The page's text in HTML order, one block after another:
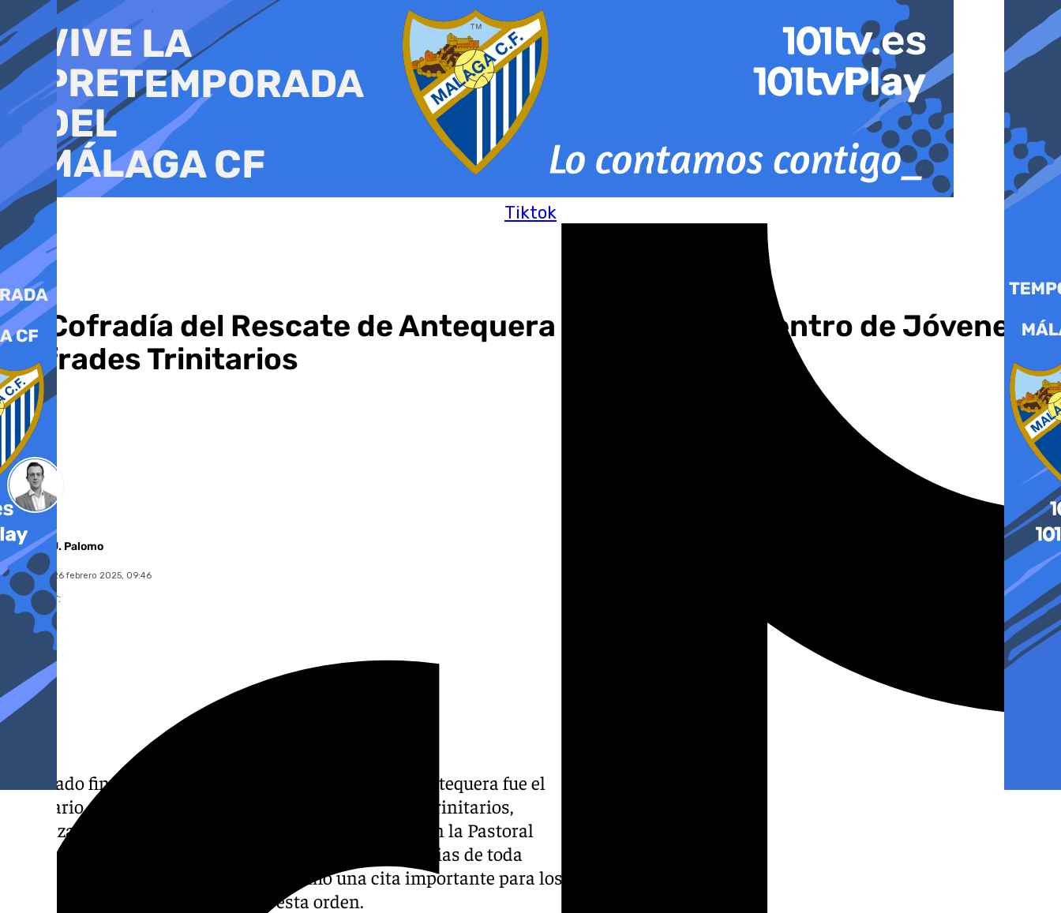
al
contenido
Tiktok
La Cofradía del Rescate de Antequera acogió el Encuentro de Jóvenes
Cofrades Trinitarios
Antonio J. Palomo
miércoles, 26 febrero 2025, 09:46
Compartir:
El pasado fin de semana, la Cofradía del Rescate de Antequera fue el
escenario del cuarto Encuentro de Jóvenes Cofrades Trinitarios,
organizado por la Orden Trinitaria en colaboración con la Pastoral
Juvenil. Este evento congregó a Hermandades Trinitarias de toda
Andalucía y Ceuta, consolidándose como una cita importante para los
jóvenes devotos relacionados con esta orden.